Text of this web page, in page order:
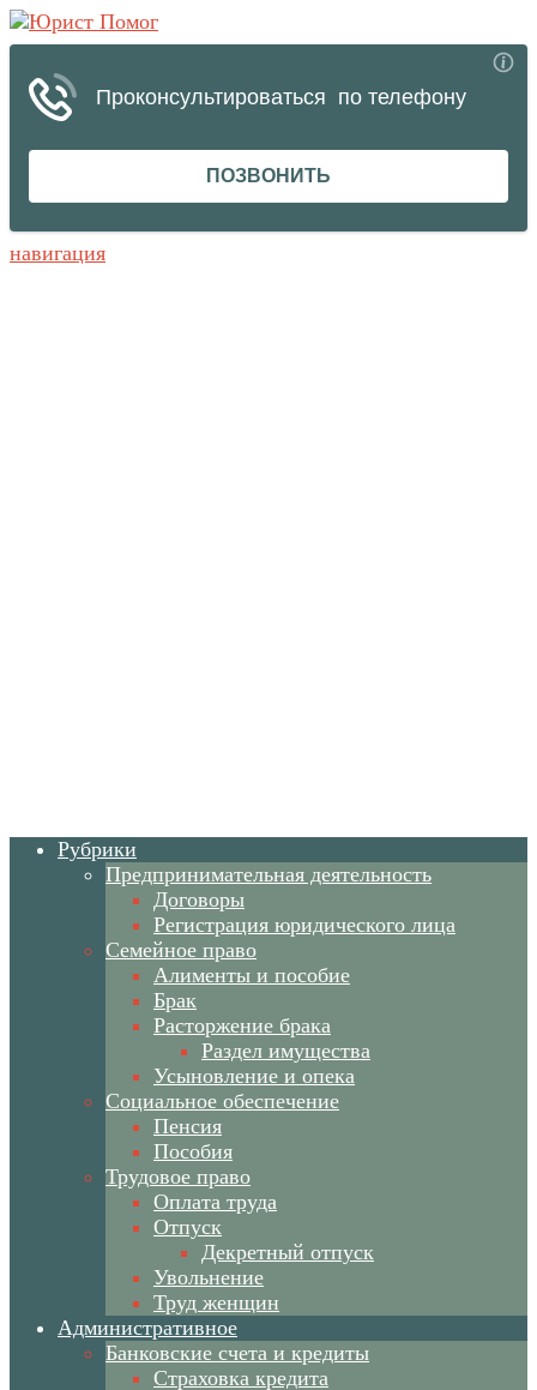
навигация
Рубрики
Предпринимательная деятельность
Договоры
Регистрация юридического лица
Семейное право
Алименты и пособие
Брак
Расторжение брака
Раздел имущества
Усыновление и опека
Социальное обеспечение
Пенсия
Пособия
Трудовое право
Оплата труда
Отпуск
Декретный отпуск
Увольнение
Труд женщин
Административное
Банковские счета и кредиты
Страховка кредита